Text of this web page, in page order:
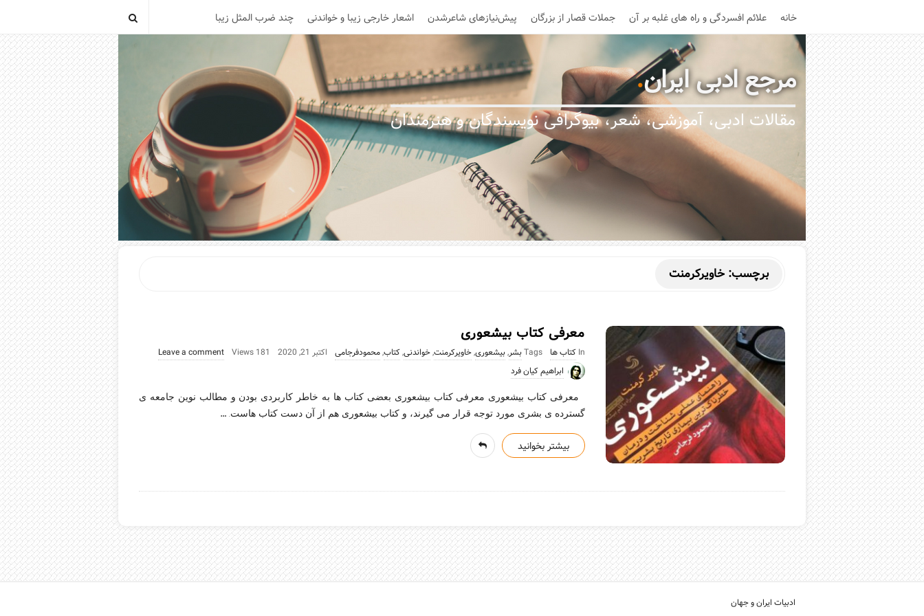
خانه علائم افسردگی و راه های غلبه بر آن جملات قصار از بزرگان پیش‌نیازهای شاعرشدن اشعار خارجی زیبا و خواندنی چند ضرب المثل زیبا
مرجع ادبی ایران.
مقالات ادبی، آموزشی، شعر، بیوگرافی نویسندگان و هنرمندان
برچسب: خاویرکرمنت
معرفی کتاب بیشعوری
In کتاب ها Tagsبشر,بیشعوری,خاویرکرمنت,خواندنی,کتاب,محمودفرجامی اکتبر 21, 2020 181 Views
Leave a comment
ابراهیم کیان فرد
معرفی کتاب بیشعوری معرفی کتاب بیشعوری بعضی کتاب ها به خاطر کاربردی بودن و مطالب نوین جامعه ی
گسترده ی بشری مورد توجه قرار می گیرند، و کتاب بیشعوری هم از آن دست کتاب هاست. …
بیشتر بخوانید
ادبیات ایران و جهان